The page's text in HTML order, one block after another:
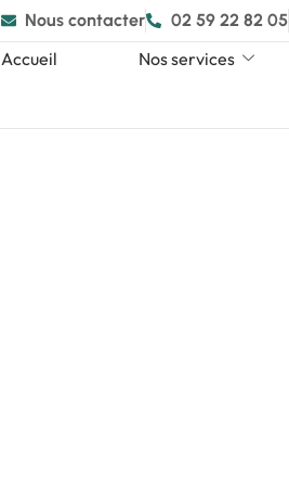
Nous contacter 02 59 22 82 05
Accueil Nos services